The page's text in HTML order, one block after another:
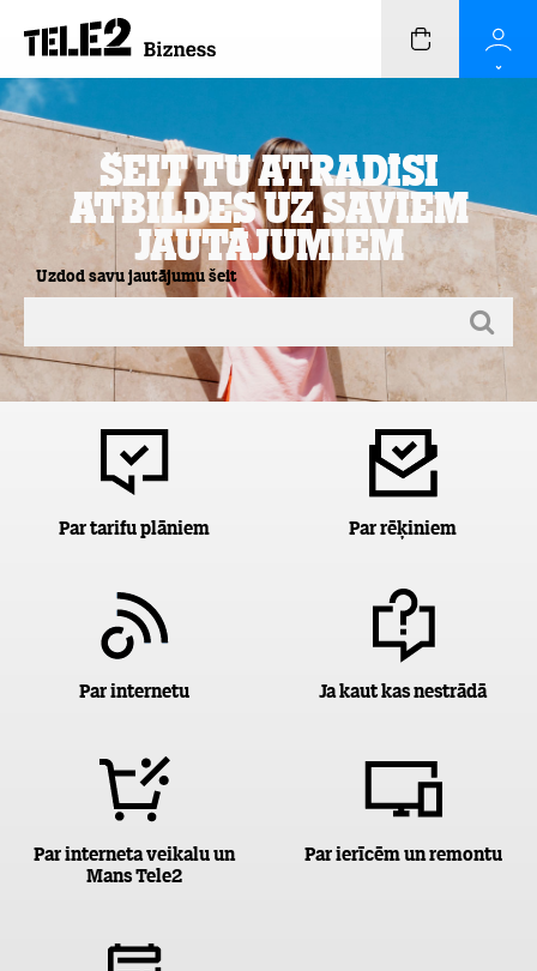
Šeit Tu atradīsi
atbildes uz saviem
jautājumiem
Uzdod savu jautājumu šeit
Par tarifu plāniem Par rēķiniem
Par internetu Ja kaut kas nestrādā
Par interneta veikalu un
Mans Tele2
Par ierīcēm un remontu